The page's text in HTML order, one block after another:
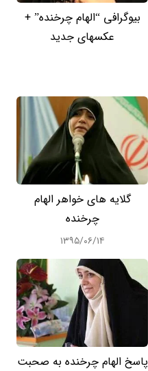
بیوگرافی “الهام چرخنده” +
عکسهای جدید
گلایه های خواهر الهام
چرخنده
۱۳۹۵/۰۶/۱۴
پاسخ الهام چرخنده به صحبت